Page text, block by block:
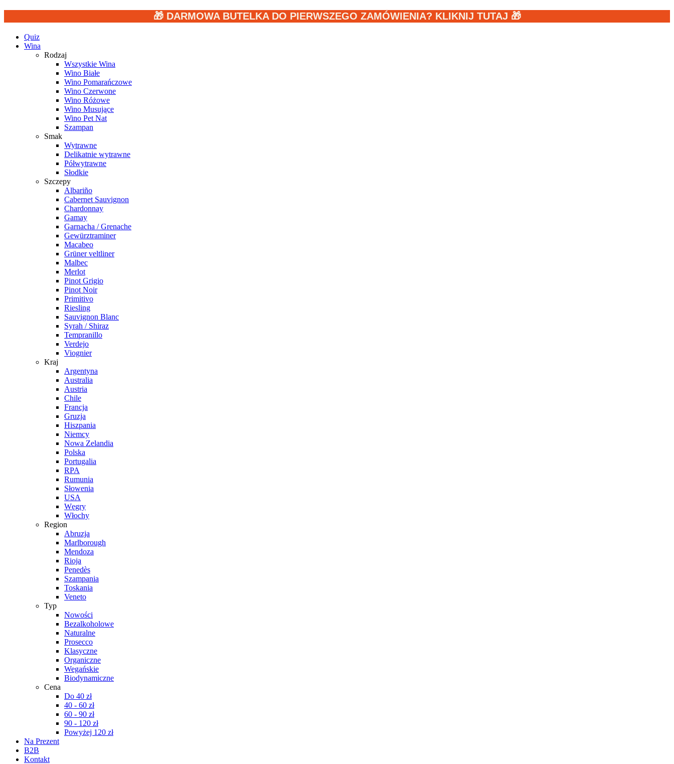
🎁 DARMOWA BUTELKA DO PIERWSZEGO ZAMÓWIENIA? KLIKNIJ TUTAJ 🎁
Quiz
Wina
Rodzaj
Wszystkie Wina
Wino Białe
Wino Pomarańczowe
Wino Czerwone
Wino Różowe
Wino Musujące
Wino Pet Nat
Szampan
Smak
Wytrawne
Delikatnie wytrawne
Półwytrawne
Słodkie
Szczepy
Albariño
Cabernet Sauvignon
Chardonnay
Gamay
Garnacha / Grenache
Gewürztraminer
Macabeo
Grüner veltliner
Malbec
Merlot
Pinot Grigio
Pinot Noir
Primitivo
Riesling
Sauvignon Blanc
Syrah / Shiraz
Tempranillo
Verdejo
Viognier
Kraj
Argentyna
Australia
Austria
Chile
Francja
Gruzja
Hiszpania
Niemcy
Nowa Zelandia
Polska
Portugalia
RPA
Rumunia
Słowenia
USA
Węgry
Włochy
Region
Abruzja
Marlborough
Mendoza
Rioja
Penedès
Szampania
Toskania
Veneto
Typ
Nowości
Bezalkoholowe
Naturalne
Prosecco
Klasyczne
Organiczne
Wegańskie
Biodynamiczne
Cena
Do 40 zł
40 - 60 zł
60 - 90 zł
90 - 120 zł
Powyżej 120 zł
Na Prezent
B2B
Kontakt